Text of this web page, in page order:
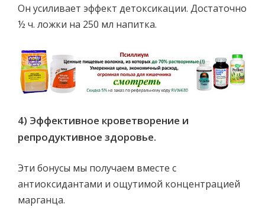
Он усиливает эффект детоксикации. Достаточно
½ ч. ложки на 250 мл напитка.
4) Эффективное кроветворение и
репродуктивное здоровье.
Эти бонусы мы получаем вместе с
антиоксидантами и ощутимой концентрацией
марганца.